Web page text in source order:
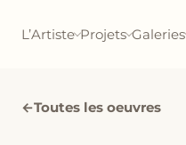
L’Artiste Projets Galeries
←Toutes les oeuvres